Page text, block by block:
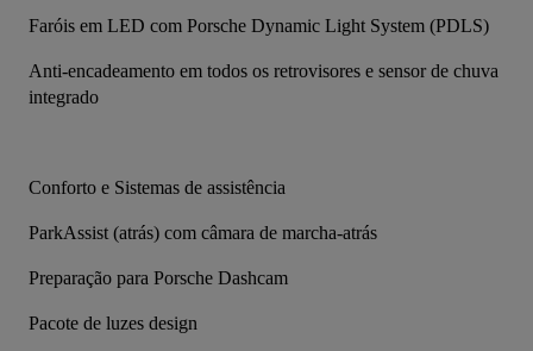
Faróis em LED com Porsche Dynamic Light System (PDLS)
Anti-encadeamento em todos os retrovisores e sensor de chuva
integrado
Conforto e Sistemas de assistência
ParkAssist (atrás) com câmara de marcha-atrás
Preparação para Porsche Dashcam
Pacote de luzes design